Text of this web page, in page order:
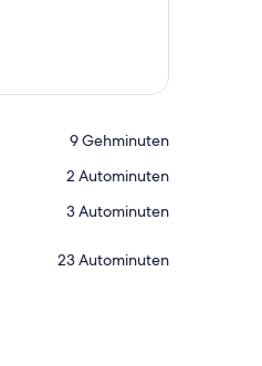
‪9 Gehminuten‬
‪2 Autominuten‬
‪3 Autominuten‬
‪23 Autominuten‬